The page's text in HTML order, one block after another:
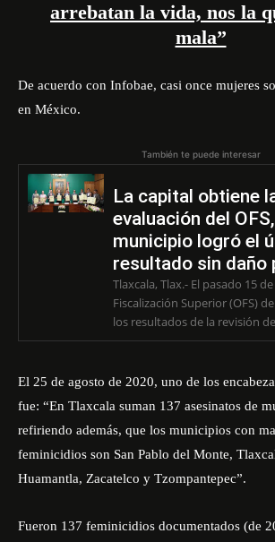
arrebatan la vida, nos la
mala”
De acuerdo con Infobae, casi once mujeres
en México.
También te puede interesar
La capital obtiene
evaluación del
municipio logró el
resultado sin daño
Tlaxcala, Tlax.- El pasado 15
Fiscalización Superior (OFS)
los resultados de la revisión
El 25 de agosto de 2020, uno de los
fue: “En Tlaxcala suman 137 asesinatos de
refiriendo además, que los municipios con
feminicidios son San Pablo del Monte,
Huamantla, Zacatelco y Tzompantepec”.
Fueron 137 feminicidios documentados (de